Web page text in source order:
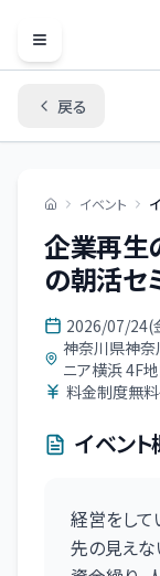
Open menu
戻る
イベント
企業再生
の朝活セ
2026/07/24(
神奈川県神
ニア横浜 4F
料金制度無料
イベン
経営をして
先の見えな